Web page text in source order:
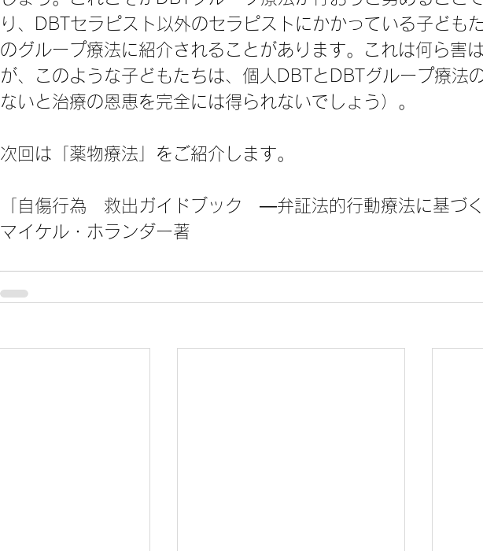
り、DBTセラピスト以外のセラピストにかかっている子ども
のグループ療法に紹介されることがあります。これは何ら害
が、このような子どもたちは、個人DBTとDBTグループ療法
ないと治療の恩恵を完全には得られないでしょう）。
次回は「薬物療法」をご紹介します。
「自傷行為　救出ガイドブック　―弁証法的行動療法に基
マイケル・ホランダー著